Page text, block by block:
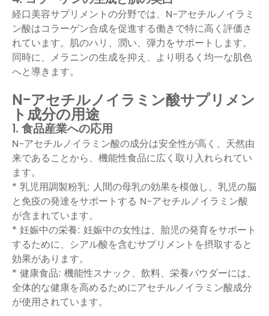
経口美容サプリメントの分野では、N-アセチルノイラミ
ン酸はコラーゲン合成を促進する働きで特に高く評価さ
れています。肌のハリ、潤い、弾力をサポートします。
同時に、メラニンの生成を抑え、より明るく均一な肌色
へと導きます。
N-アセチルノイラミン酸サプリメン
ト成分の用途
1. 食品産業への応用
N-アセチルノイラミン酸の成分は安全性が高く、天然由
来であることから、機能性食品に広く取り入れられてい
ます。
* 乳児用調製粉乳: 人間の母乳の効果を模倣し、乳児の脳
と免疫の発達をサポートする N-アセチルノイラミン酸
が含まれています。
* 妊娠中の栄養: 妊娠中の女性は、胎児の発育をサポート
するために、シアル酸を含むサプリメントを摂取すると
効果があります。
* 健康食品: 機能性スナック、飲料、栄養パウダーには、
全体的な健康を高めるためにアセチルノイラミン酸成分
が使用されています。